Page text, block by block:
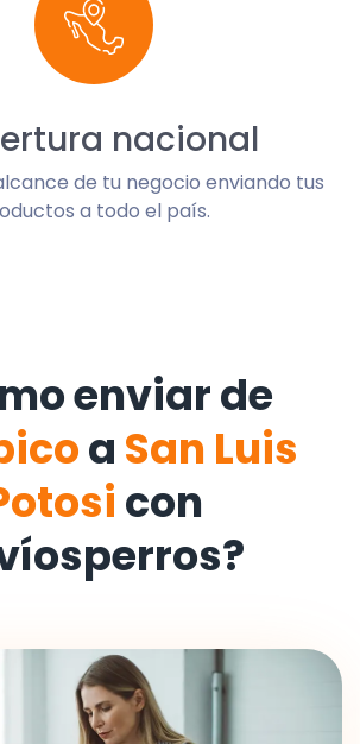
nacional
de tu negocio enviando tus
a todo el país.
enviar de
a San Luis
con